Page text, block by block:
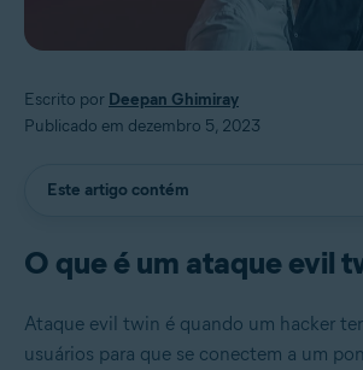
Escrito por Deepan Ghimiray
Publicado em dezembro 5, 2023
Este artigo contém
O que é um ataque evil
Ataque evil twin é quando um hacker
usuários para que se conectem a um